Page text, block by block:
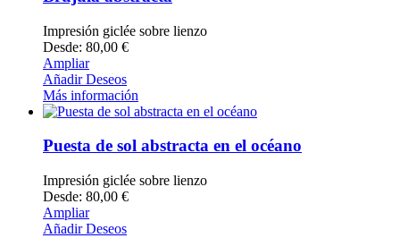
Impresión giclée sobre lienzo
Desde: 80,00 €
Ampliar
Añadir Deseos
Más información
Puesta de sol abstracta en el océano
Impresión giclée sobre lienzo
Desde: 80,00 €
Ampliar
Añadir Deseos